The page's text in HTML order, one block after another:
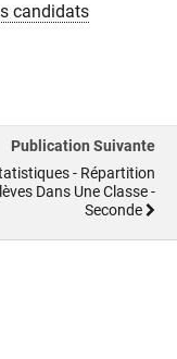
candidats
Publication Suivante
- Répartition
Dans Une Classe -
Seconde